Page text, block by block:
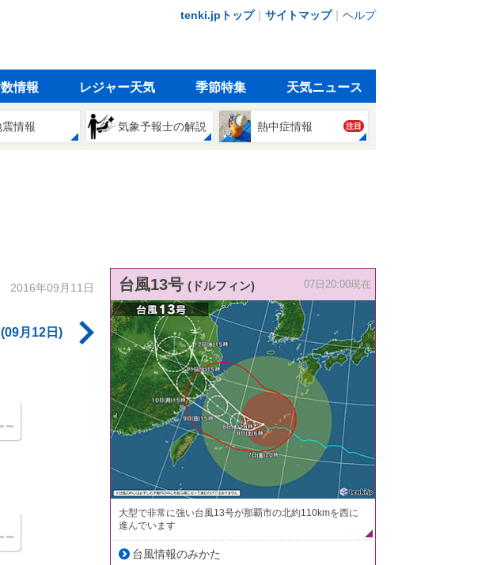
tenki.jpトップ｜ サイトマップ｜ ヘルプ
情報 レジャー天気 季節特集 天気ニュース
震情報 気象予報士の解説 熱中症情報 注目
2016年09月11日
月12日)
台風13号 (ドルフィン) 07日20:00現在
大型で非常に強い台風13号が那覇市の北約110kmを西に
進んでいます
台風情報のみかた